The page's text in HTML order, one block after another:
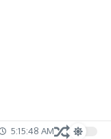
5:15:48 AM